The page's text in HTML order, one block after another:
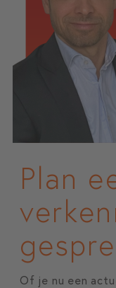
Plan
Of je nu een